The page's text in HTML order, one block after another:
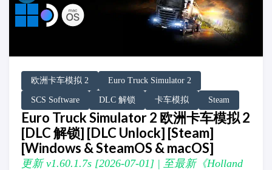
欧洲卡车模拟 2 Euro Truck Simulator 2
SCS Software DLC 解锁
DLC Unlock
DLC 补丁
DLC Patch
卡车模拟 Steam
Windows
MacOS
SteamOS
Euro Truck Simulator 2 欧洲卡车模拟 2
[DLC 解锁] [DLC Unlock] [Steam]
[Windows & SteamOS & macOS]
更新 v1.60.1.7s [2026-07-01] | 至最新《Holland